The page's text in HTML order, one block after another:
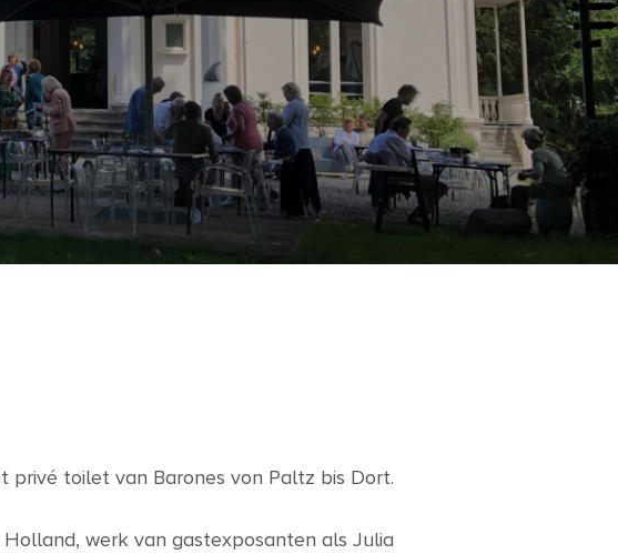
toilet van Barones von Paltz bis Dort.
werk van gastexposanten als Julia